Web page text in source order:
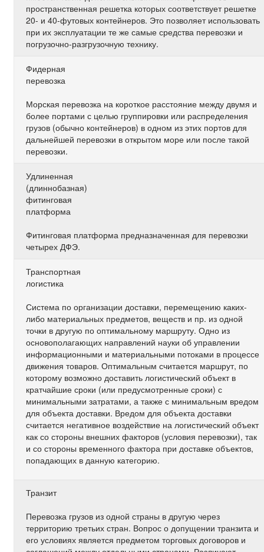
пространственная решетка которых соответствует решетке
20- и 40-футовых контейнеров. Это позволяет использовать
при их эксплуатации те же самые средства перевозки и
погрузочно-разгрузочную технику.
Фидерная
перевозка
Морская перевозка на короткое расстояние между двумя и
более портами с целью группировки или распределения
грузов (обычно контейнеров) в одном из этих портов для
дальнейшей перевозки в открытом море или после такой
перевозки.
Удлиненная
(длиннобазная)
фитинговая
платформа
Фитинговая платформа предназначенная для перевозки
четырех ДФЭ.
Транспортная
логистика
Система по организации доставки, перемещению каких-
либо материальных предметов, веществ и пр. из одной
точки в другую по оптимальному маршруту. Одно из
основополагающих направлений науки об управлении
информационными и материальными потоками в процессе
движения товаров. Оптимальным считается маршрут, по
которому возможно доставить логистический объект в
кратчайшие сроки (или предусмотренные сроки) с
минимальными затратами, а также с минимальным вредом
для объекта доставки. Вредом для объекта доставки
считается негативное воздействие на логистический объект
как со стороны внешних факторов (условия перевозки), так
и со стороны временного фактора при доставке объектов,
попадающих в данную категорию.
Транзит
Перевозка грузов из одной страны в другую через
территорию третьих стран. Вопрос о допущении транзита и
его условиях является предметом торговых договоров и